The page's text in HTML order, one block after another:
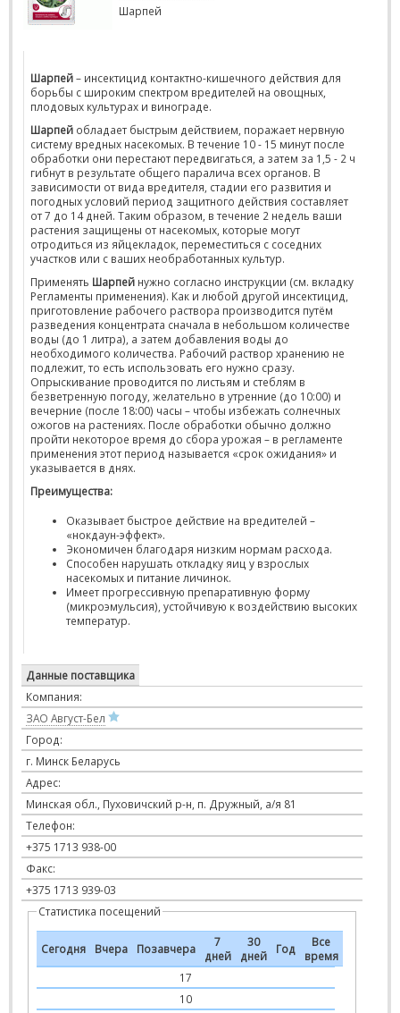
Шарпей
Шарпей– инсектицид контактно-кишечного действия для
борьбы с широким спектром вредителей на овощных,
плодовых культурах и винограде.
Шарпей обладает быстрым действием, поражает нервную
систему вредных насекомых. В течение 10 - 15 минут после
обработки они перестают передвигаться, а затем за 1,5 - 2 ч
гибнут в результате общего паралича всех органов. В
зависимости от вида вредителя, стадии его развития и
погодных условий период защитного действия составляет
от 7 до 14 дней. Таким образом, в течение 2 недель ваши
растения защищены от насекомых, которые могут
отродиться из яйцекладок, переместиться с соседних
участков или с ваших необработанных культур.
Применять Шарпей нужно согласно инструкции (см. вкладку
Регламенты применения). Как и любой другой инсектицид,
приготовление рабочего раствора производится путём
разведения концентрата сначала в небольшом количестве
воды (до 1 литра), а затем добавления воды до
необходимого количества. Рабочий раствор хранению не
подлежит, то есть использовать его нужно сразу.
Опрыскивание проводится по листьям и стеблям в
безветренную погоду, желательно в утренние (до 10:00) и
вечерние (после 18:00) часы – чтобы избежать солнечных
ожогов на растениях. После обработки обычно должно
пройти некоторое время до сбора урожая – в регламенте
применения этот период называется «срок ожидания» и
указывается в днях.
Преимущества:
Оказывает быстрое действие на вредителей –
«нокдаун-эффект».
Экономичен благодаря низким нормам расхода.
Способен нарушать откладку яиц у взрослых
насекомых и питание личинок.
Имеет прогрессивную препаративную форму
(микроэмульсия), устойчивую к воздействию высоких
температур.
Данные поставщика
Компания:
ЗАО Август-Бел
Город:
г. Минск Беларусь
Адрес:
Минская обл., Пуховичский р-н, п. Дружный, а/я 81
Телефон:
+375 1713 938-00
Факс:
+375 1713 939-03
Статистика посещений
Сегодня Вчера Позавчера
7
дней
30
дней
Год
Все
время
17
10